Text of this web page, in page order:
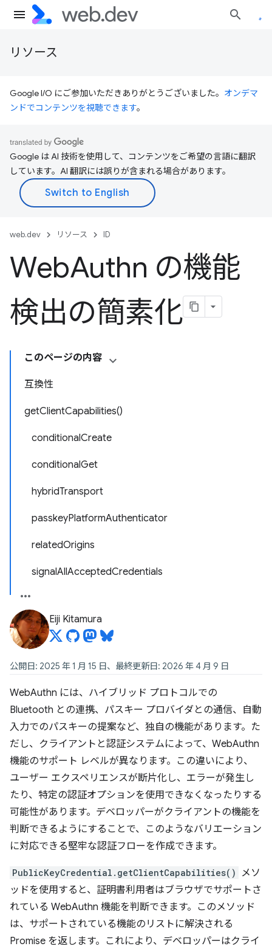
リソース
Google I/O にご参加いただきありがとうございました。 オンデマ
ンドでコンテンツを視聴できます。
Google は AI 技術を使用して、コンテンツをご希望の言語に翻訳
しています。AI 翻訳には誤りが含まれる場合があります。
web.dev リソース ID
WebAuthn の機能
検出の簡素化
このページの内容
互換性
getClientCapabilities()
conditionalCreate
conditionalGet
hybridTransport
passkeyPlatformAuthenticator
relatedOrigins
signalAllAcceptedCredentials
Eiji Kitamura
公開日: 2025 年 1 月 15 日、最終更新日: 2026 年 4 月 9 日
WebAuthn には、ハイブリッド プロトコルでの
Bluetooth との連携、パスキー プロバイダとの通信、自動
入力でのパスキーの提案など、独自の機能があります。た
だし、クライアントと認証システムによって、WebAuthn
機能のサポート レベルが異なります。この違いにより、
ユーザー エクスペリエンスが断片化し、エラーが発生し
たり、特定の認証オプションを使用できなくなったりする
可能性があります。デベロッパーがクライアントの機能を
判断できるようにすることで、このようなバリエーション
に対応できる堅牢な認証フローを作成できます。
PublicKeyCredential.getClientCapabilities()
メソ
ッドを使用すると、証明書利用者はブラウザでサポートさ
れている WebAuthn 機能を判断できます。このメソッド
は、サポートされている機能のリストに解決される
Promise を返します。これにより、デベロッパーはクライ